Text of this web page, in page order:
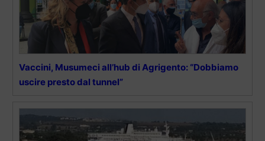
Vaccini, Musumeci all’hub di Agrigento: “Dobbiamo
uscire presto dal tunnel”